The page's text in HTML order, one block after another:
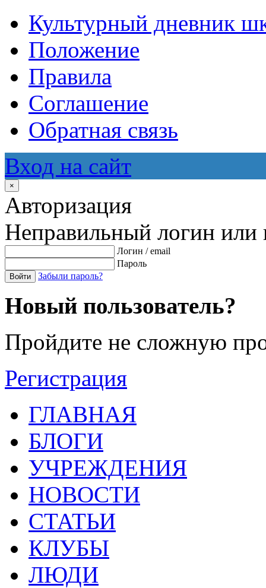
Культурный дневник
Положение
Правила
Соглашение
Обратная связь
Вход на сайт
×
Авторизация
Неправильный логин или
Логин / email
Пароль
Войти Забыли пароль?
Новый пользователь?
Пройдите не сложную
Регистрация
ГЛАВНАЯ
БЛОГИ
УЧРЕЖДЕНИЯ
НОВОСТИ
СТАТЬИ
КЛУБЫ
ЛЮДИ